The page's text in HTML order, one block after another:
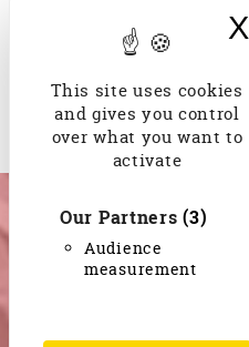
This site uses cookies
and gives you control
over what you want to
activate
Our Partners(3)
Audience
measurement
X